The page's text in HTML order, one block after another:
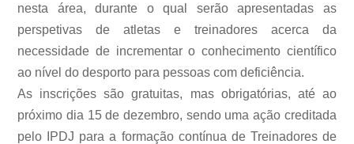
nesta área, durante o qual serão apresentadas as
perspetivas de atletas e treinadores acerca da
necessidade de incrementar o conhecimento científico
ao nível do desporto para pessoas com deficiência.
As inscrições são gratuitas, mas obrigatórias, até ao
próximo dia 15 de dezembro, sendo uma ação creditada
pelo IPDJ para a formação contínua de Treinadores de